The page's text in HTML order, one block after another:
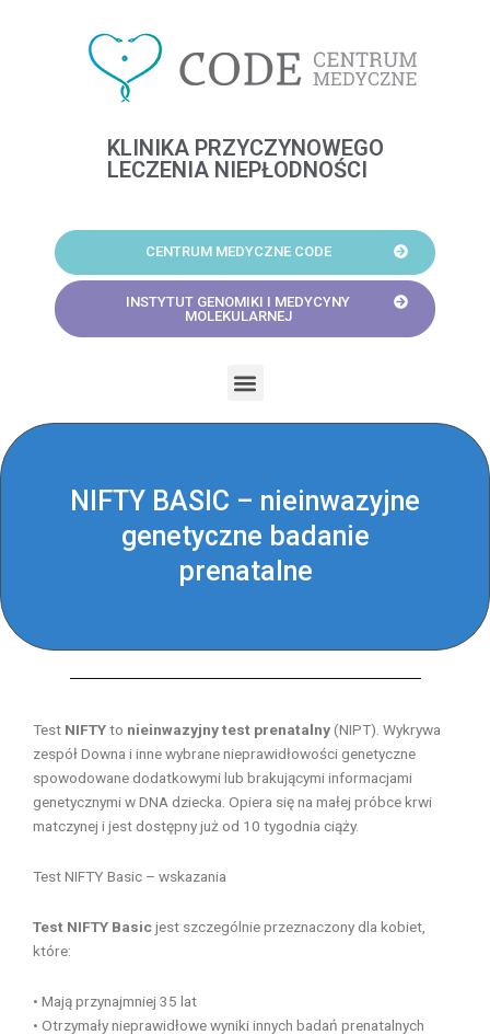
KLINIKA PRZYCZYNOWEGO
LECZENIA NIEPŁODNOŚCI
CENTRUM MEDYCZNE CODE
INSTYTUT GENOMIKI I MEDYCYNY
MOLEKULARNEJ
NIFTY BASIC – nieinwazyjne
genetyczne badanie
prenatalne
Test NIFTYto nieinwazyjnytest prenatalny(NIPT). Wykrywa
zespół Downa i inne wybrane nieprawidłowości genetyczne
spowodowane dodatkowymi lub brakującymi informacjami
genetycznymi w DNA dziecka. Opiera się na małej próbce krwi
matczynej i jest dostępny już od 10 tygodnia ciąży.
Test NIFTY Basic – wskazania
Test NIFTY Basicjest szczególnie przeznaczony dla kobiet,
które:
• Mają przynajmniej 35 lat
• Otrzymały nieprawidłowe wyniki innych badań prenatalnych